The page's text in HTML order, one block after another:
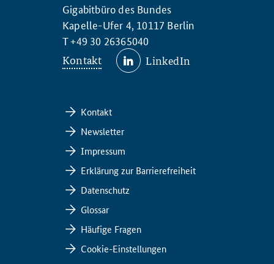
Gigabitbüro des Bundes
Kapelle-Ufer 4, 10117 Berlin
T +49 30 26365040
Kontakt LinkedIn
Kontakt
Newsletter
Impressum
Erklärung zur Barrierefreiheit
Datenschutz
Glossar
Häufige Fragen
Cookie-Einstellungen